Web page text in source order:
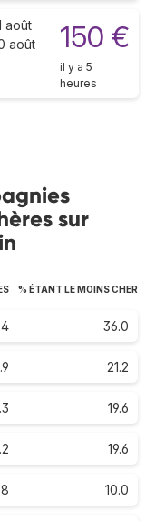
août
août
150 €
il y a 5
heures
sur
% ÉTANT LE MOINS CHER
36.0
21.2
19.6
19.6
10.0